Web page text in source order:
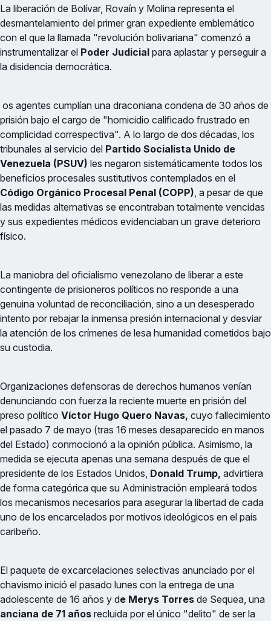
La liberación de Bolívar, Rovaín y Molina representa el
desmantelamiento del primer gran expediente emblemático
con el que la llamada "revolución bolivariana" comenzó a
instrumentalizar el Poder Judicial para aplastar y perseguir a
la disidencia democrática.
os agentes cumplían una draconiana condena de 30 años de
prisión bajo el cargo de "homicidio calificado frustrado en
complicidad correspectiva". A lo largo de dos décadas, los
tribunales al servicio del Partido Socialista Unido de
Venezuela (PSUV) les negaron sistemáticamente todos los
beneficios procesales sustitutivos contemplados en el
Código Orgánico Procesal Penal (COPP) , a pesar de que
las medidas alternativas se encontraban totalmente vencidas
y sus expedientes médicos evidenciaban un grave deterioro
físico.
La maniobra del oficialismo venezolano de liberar a este
contingente de prisioneros políticos no responde a una
genuina voluntad de reconciliación, sino a un desesperado
intento por rebajar la inmensa presión internacional y desviar
la atención de los crímenes de lesa humanidad cometidos bajo
su custodia.
Organizaciones defensoras de derechos humanos venían
denunciando con fuerza la reciente muerte en prisión del
preso político Víctor Hugo Quero Navas, cuyo fallecimiento
el pasado 7 de mayo (tras 16 meses desaparecido en manos
del Estado) conmocionó a la opinión pública. Asimismo, la
medida se ejecuta apenas una semana después de que el
presidente de los Estados Unidos, Donald Trump, advirtiera
de forma categórica que su Administración empleará todos
los mecanismos necesarios para asegurar la libertad de cada
uno de los encarcelados por motivos ideológicos en el país
caribeño.
El paquete de excarcelaciones selectivas anunciado por el
chavismo inició el pasado lunes con la entrega de una
adolescente de 16 años y de Merys Torres de Sequea, una
anciana de 71 años recluida por el único "delito" de ser la